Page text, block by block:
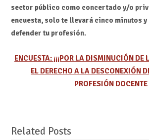
sector público como concertado y/o
encuesta, solo te llevará cinco minutos y
defender tu profesión.
ENCUESTA: ¡¡¡POR LA DISMINUCIÓN DE
EL DERECHO A LA DESCONEXIÓN
PROFESIÓN DOCENTE
Related Posts